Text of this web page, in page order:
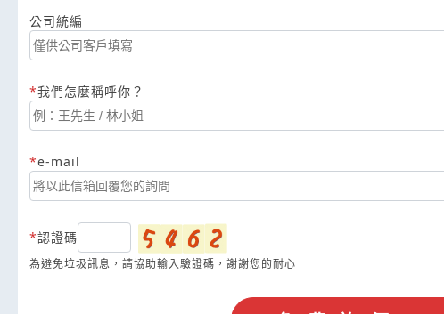
公司統編
我們怎麼稱呼你？
e-mail
認證碼
為避免垃圾訊息，請協助輸入驗證碼，謝謝您的耐心